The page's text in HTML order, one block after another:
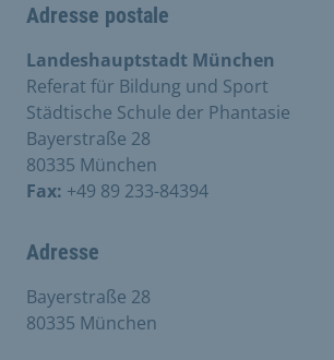
Adresse postale
Landeshauptstadt München
Referat für Bildung und Sport
Städtische Schule der Phantasie
Bayerstraße 28
80335 München
Fax: +49 89 233-84394
Adresse
Bayerstraße 28
80335 München